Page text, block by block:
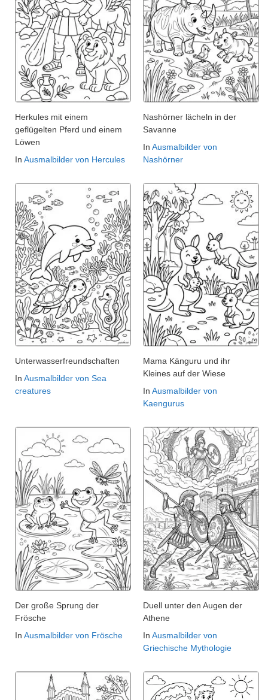
Herkules mit einem
geflügelten Pferd und einem
Löwen
In Ausmalbilder von Hercules
Nashörner lächeln in der
Savanne
In Ausmalbilder von
Nashörner
Unterwasserfreundschaften
In Ausmalbilder von Sea
creatures
Mama Känguru und ihr
Kleines auf der Wiese
In Ausmalbilder von
Kaengurus
Der große Sprung der
Frösche
In Ausmalbilder von Frösche
Duell unter den Augen der
Athene
In Ausmalbilder von
Griechische Mythologie